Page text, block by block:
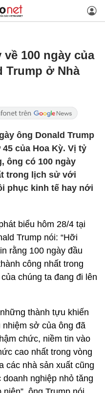
về 100 ngày của
Trump ở Nhà
ông Donald Trump
của Hoa Kỳ. Vị tỷ
ông có 100 ngày
trong lịch sử với
phục kinh tế hay nới
biểu hôm 28/4 tại
Trump nói: “Hỡi
rằng 100 ngày đầu
công nhất trong
chúng ta đang đi lên
thành tựu khiến
sở của ông đã
chức, niềm tin vào
cao nhất trong vòng
các nhà sản xuất cũng
nghiệp nhỏ tăng